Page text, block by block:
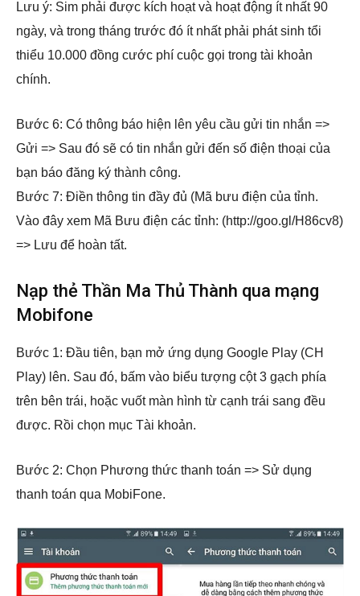
Lưu ý: Sim phải được kích hoạt và hoạt động ít nhất 90
ngày, và trong tháng trước đó ít nhất phải phát sinh tổi
thiểu 10.000 đồng cước phí cuộc gọi trong tài khoản
chính.
Bước 6: Có thông báo hiện lên yêu cầu gửi tin nhắn =>
Gửi => Sau đó sẽ có tin nhắn gửi đến số điện thoại của
bạn báo đăng ký thành công.
Bước 7: Điền thông tin đầy đủ (Mã bưu điện của tỉnh.
Vào đây xem Mã Bưu điện các tỉnh: (http://goo.gl/H86cv8)
=> Lưu để hoàn tất.
Nạp thẻ Thần Ma Thủ Thành qua mạng
Mobifone
Bước 1: Đầu tiên, bạn mở ứng dụng Google Play (CH
Play) lên. Sau đó, bấm vào biểu tượng cột 3 gạch phía
trên bên trái, hoặc vuốt màn hình từ cạnh trái sang đều
được. Rồi chọn mục Tài khoản.
Bước 2: Chọn Phương thức thanh toán => Sử dụng
thanh toán qua MobiFone.